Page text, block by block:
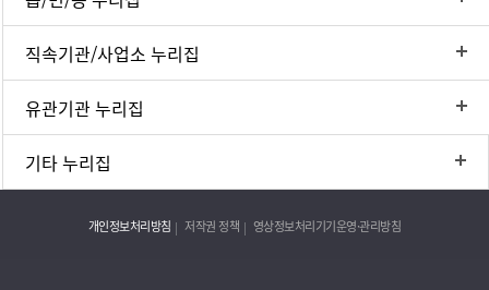
직속기관/사업소 누리집
유관기관 누리집
기타 누리집
개인정보처리방침 저작권 정책 영상정보처리기기운영·관리방침